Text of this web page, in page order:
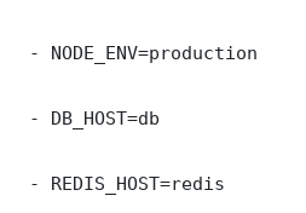
- NODE_ENV=production
- DB_HOST=db
- REDIS_HOST=redis